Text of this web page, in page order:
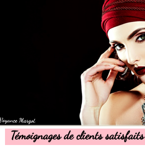
Témoignages de clients satisfaits